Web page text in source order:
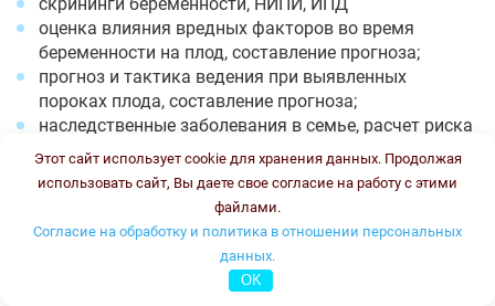
оценка влияния вредных факторов во время
беременности на плод, составление прогноза;
прогноз и тактика ведения при выявленных
пороках плода, составление прогноза;
наследственные заболевания в семье, расчет риска
повторения;
расшифровка ПГТ эмбрионов;
Муковисцидоз.
Время работы: понедельник -пятница с 8-13 и с 18-20, суббота
с 8 до 12. Стоимость консультации: 2500 рублей.
Этот сайт использует cookie для хранения данных. Продолжая
использовать сайт, Вы даете свое согласие на работу с этими
файлами.
Согласие на обработку и политика в отношении персональных
данных.
OK